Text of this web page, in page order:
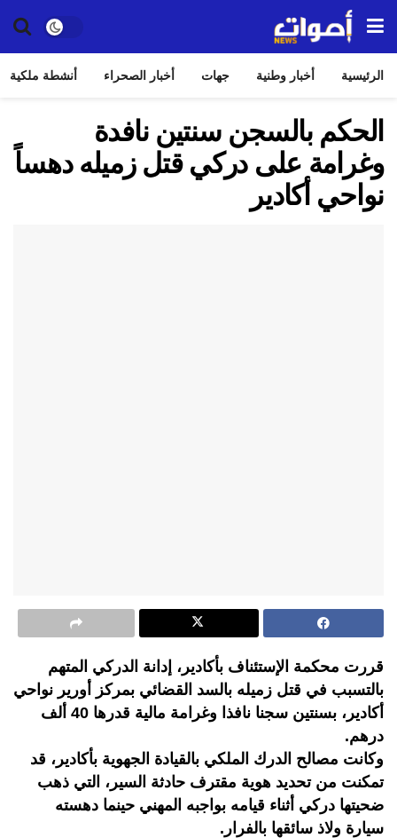
الرئيسية أخبار وطنية جهات أخبار الصحراء أنشطة ملكية
الحكم بالسجن سنتين نافدة
وغرامة على دركي قتل زميله دهساً
نواحي أكادير
قررت محكمة الإستئناف بأكادير، إدانة الدركي المتهم
بالتسبب في قتل زميله بالسد القضائي بمركز أورير نواحي
أكادير، بسنتين سجنا نافذا وغرامة مالية قدرها 40 ألف
درهم.
وكانت مصالح الدرك الملكي بالقيادة الجهوية بأكادير، قد
تمكنت من تحديد هوية مقترف حادثة السير، التي ذهب
ضحيتها دركي أثناء قيامه بواجبه المهني حينما دهسته
سيارة ولاذ سائقها بالفرار.